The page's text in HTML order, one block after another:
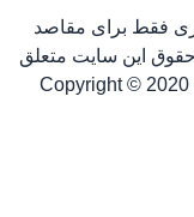
فقط برای مقاصد
حقوق این سایت متعلق
Copyright © 2020